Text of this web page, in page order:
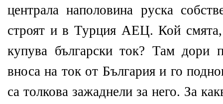
централа наполовина руска
строят и в Турция АЕЦ. Кой
купува български ток? Там дори
вноса на ток от България и го
са толкова зажаднели за него. За